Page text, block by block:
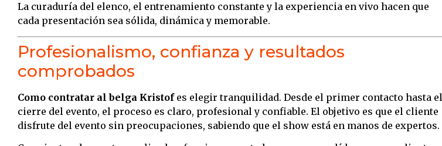
La curaduría del elenco, el entrenamiento constante y la experiencia en vivo hacen que
cada presentación sea sólida, dinámica y memorable.
Profesionalismo, confianza y resultados
comprobados
Como contratar al belga Kristofes elegir tranquilidad. Desde el primer contacto hasta el
cierre del evento, el proceso es claro, profesional y confiable. El objetivo es que el cliente
disfrute del evento sin preocupaciones, sabiendo que el show está en manos de expertos.